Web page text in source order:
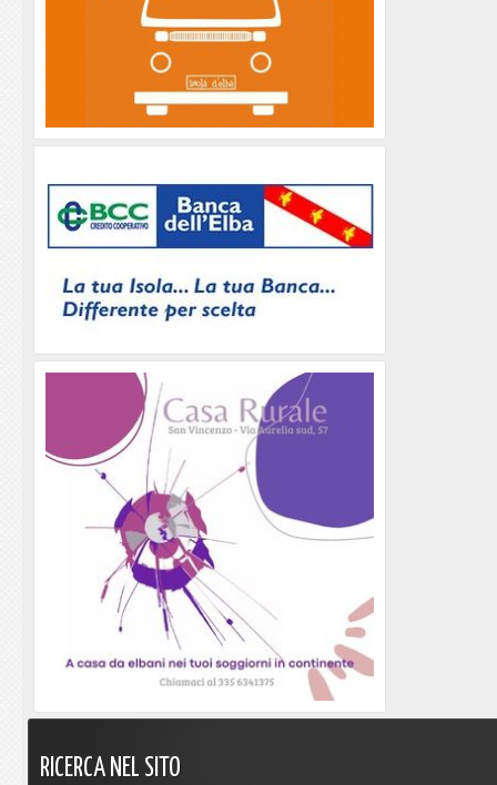
RICERCA NEL SITO